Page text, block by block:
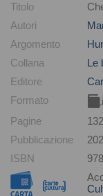
Titolo
Autori
Argomento
Collana
Le
Editore
Formato
Pagine
132
Pubblicazione
ISBN